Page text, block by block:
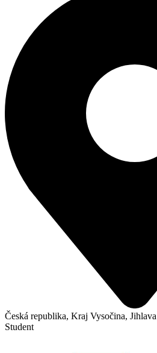
Česká republika, Kraj Vysočina, Jihlava
Student